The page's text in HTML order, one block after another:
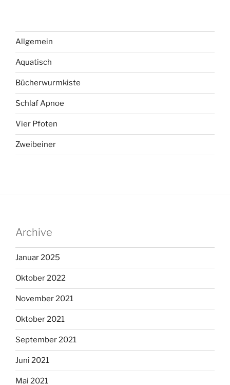
Allgemein
Aquatisch
Bücherwurmkiste
Schlaf Apnoe
Vier Pfoten
Zweibeiner
Archive
Januar 2025
Oktober 2022
November 2021
Oktober 2021
September 2021
Juni 2021
Mai 2021